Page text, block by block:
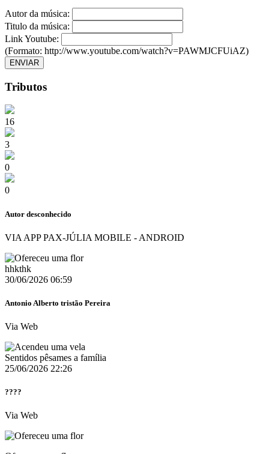
Autor da música:
Titulo da música:
Link Youtube:
(Formato: http://www.youtube.com/watch?v=PAWMJCFUiAZ)
ENVIAR
Tributos
16
3
0
0
Autor desconhecido
VIA APP PAX-JÚLIA MOBILE - ANDROID
hhkthk
30/06/2026 06:59
Antonio Alberto tristão Pereira
Via Web
Sentidos pêsames a família
25/06/2026 22:26
????
Via Web